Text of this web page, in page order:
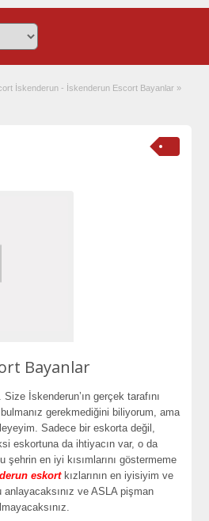
İskenderun - İskenderun Escort Bayanlar »
Bayanlar
Size İskenderun’ın gerçek tarafını
gerekmediğini biliyorum, ama
Sadece bir eskorta değil,
eskortuna da ihtiyacın var, o da
şehrin en iyi kısımlarını göstermeme
eskort kızlarının en iyisiyim ve
anlayacaksınız ve ASLA pişman